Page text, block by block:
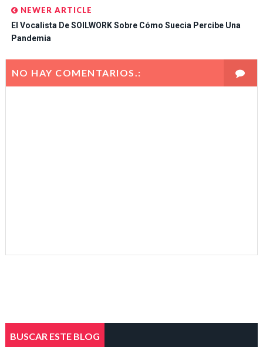
NEWER ARTICLE
El Vocalista De SOILWORK Sobre Cómo Suecia Percibe Una
Pandemia
NO HAY COMENTARIOS.:
BUSCAR ESTE BLOG